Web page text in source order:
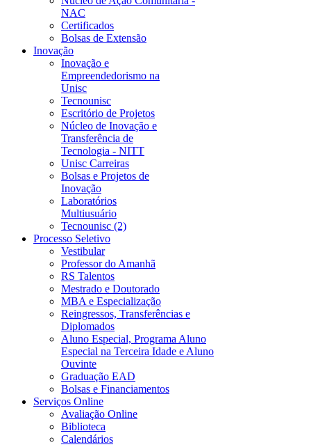
NAC
Certificados
Bolsas de Extensão
Inovação
Inovação e
Empreendedorismo na
Unisc
Tecnounisc
Escritório de Projetos
Núcleo de Inovação e
Transferência de
Tecnologia - NITT
Unisc Carreiras
Bolsas e Projetos de
Inovação
Laboratórios
Multiusuário
Tecnounisc (2)
Processo Seletivo
Vestibular
Professor do Amanhã
RS Talentos
Mestrado e Doutorado
MBA e Especialização
Reingressos, Transferências e
Diplomados
Aluno Especial, Programa Aluno
Especial na Terceira Idade e Aluno
Ouvinte
Graduação EAD
Bolsas e Financiamentos
Serviços Online
Avaliação Online
Biblioteca
Calendários